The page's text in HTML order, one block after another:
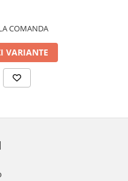
COMANDA
VARIANTE